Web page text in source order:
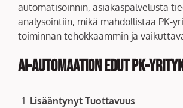
automatisoinnin, asiakaspalvelusta
analysointiin, mikä mahdollistaa PK-
toiminnan tehokkaammin ja
AI-automaation Edut PK-
Lisääntynyt Tuottavuus